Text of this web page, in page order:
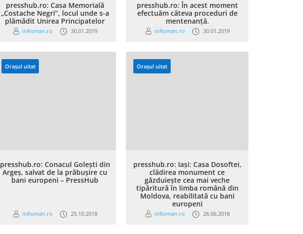
presshub.ro: Casa Memorială
„Costache Negri”, locul unde s-a
plămădit Unirea Principatelor
inRoman.ro 30.01.2019
presshub.ro: În acest moment
efectuăm câteva proceduri de
mentenanță.
inRoman.ro 30.01.2019
Orașul uitat
presshub.ro: Conacul Golești din
Argeș, salvat de la prăbușire cu
bani europeni – PressHub
inRoman.ro 25.10.2018
Orașul uitat
presshub.ro: Iași: Casa Dosoftei,
clădirea monument ce
găzduiește cea mai veche
tipăritură în limba română din
Moldova, reabilitată cu bani
europeni
inRoman.ro 26.06.2018